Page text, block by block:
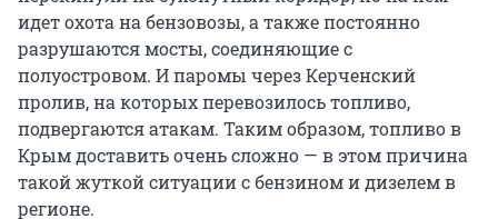
идет охота на бензовозы, а также постоянно
разрушаются мосты, соединяющие с
полуостровом. И паромы через Керченский
пролив, на которых перевозилось топливо,
подвергаются атакам. Таким образом, топливо в
Крым доставить очень сложно — в этом причина
такой жуткой ситуации с бензином и дизелем в
регионе.